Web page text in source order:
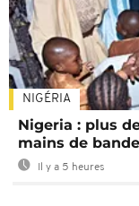
NIGÉRIA
Nigeria : plus
mains de
Il y a 5 heures